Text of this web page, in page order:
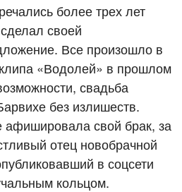
более трех лет
сделал своей
Все произошло в
«Водолей» в прошлом
свадьба
без излишеств.
афишировала свой брак, за
отец новобрачной
в соцсети
кольцом.